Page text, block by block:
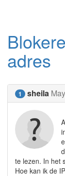
adres
1 sheila
te lezen. In het
Hoe kan ik de